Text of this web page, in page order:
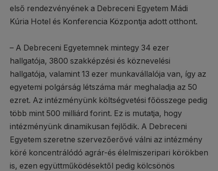
első rendezvényének a Debreceni Egyetem Mádi
Kúria Hotel és Konferencia Központja adott otthont.
– A Debreceni Egyetemnek mintegy 34 ezer
hallgatója, 3800 szakképzési és köznevelési
hallgatója, valamint 13 ezer munkavállalója van, így az
egyetemi polgárság létszáma már meghaladja az 50
ezret. Az intézményünk költségvetési főösszege pedig
több mint 500 milliárd forint. Ez is mutatja, hogy
intézményünk dinamikusan fejlődik. A Debreceni
Egyetem szeretne szervezőerővé válni az intézmény
köré koncentrálódó agrár-és élelmiszeripari körökben
is, ezen együttműködésektől pedig kölcsönös